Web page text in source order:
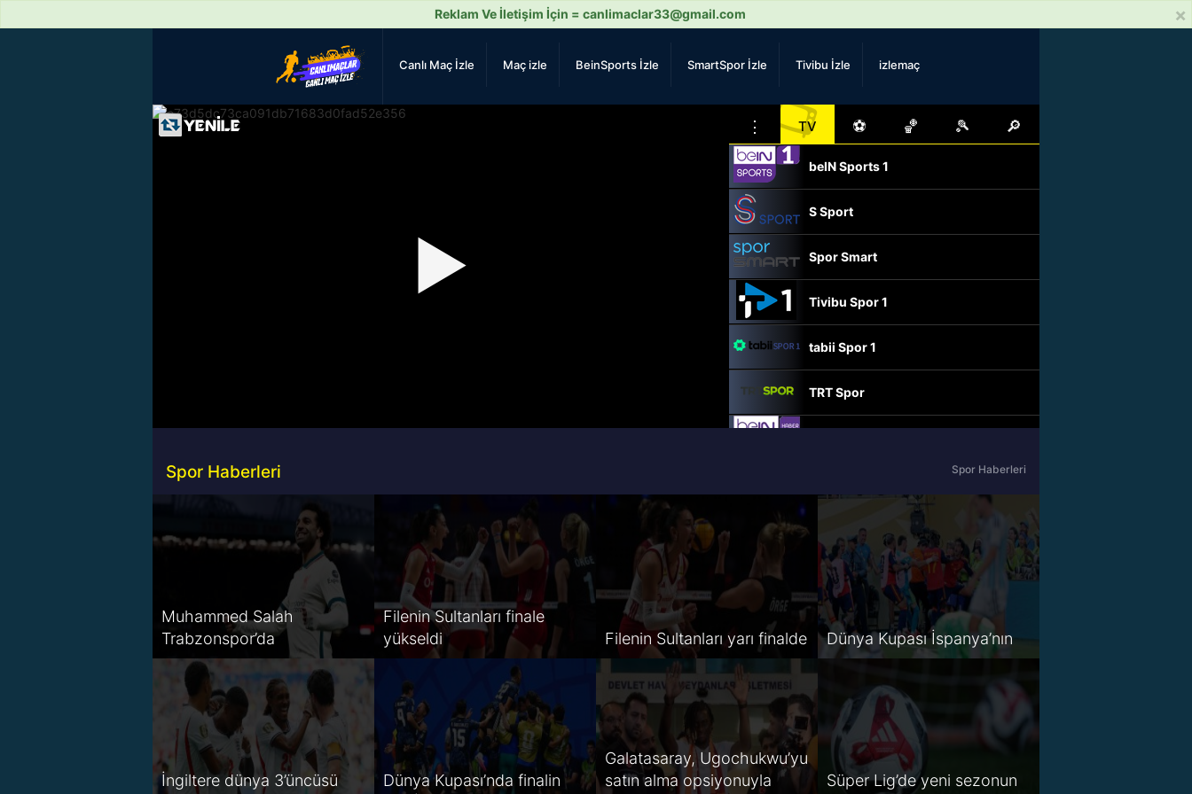
×
Reklam Ve İletişim İçin = canlimaclar33@gmail.com
Canlı Maç İzle Maç izle BeinSports İzle SmartSpor İzle Tivibu İzle izlemaç
▶
⋮ 📺
TV ⚽ 🏀 🎾 🔎
beIN Sports 1
S Sport
Spor Smart
Tivibu Spor 1
tabii Spor 1
TRT Spor
Tivibu Spor
TV8,5
S Sport 2
Spor Smart 2
HT Spor
Spor Haberleri Spor Haberleri
Muhammed Salah
Trabzonspor’da
Filenin Sultanları finale
yükseldi
Filenin Sultanları yarı finalde Dünya Kupası İspanya’nın
İngiltere dünya 3’üncüsü
Dünya Kupası’nda finalin
Galatasaray, Ugochukwu’yu
satın alma opsiyonuyla
Süper Lig’de yeni sezonun